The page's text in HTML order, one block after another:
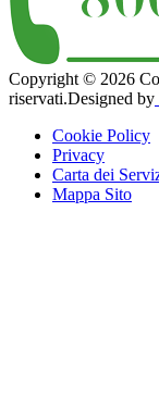
Copyright © 2026
riservati.Designed by
Cookie Policy
Privacy
Carta dei
Mappa Sito